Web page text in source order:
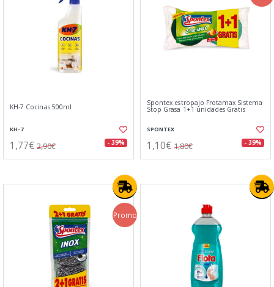
KH-7 Cocinas 500ml
KH-7
1,77€ 2,90€ - 39%
Spontex estropajo Frotamax Sistema
Stop Grasa 1+1 unidades Gratis
SPONTEX
1,10€ 1,80€ - 39%
Promo